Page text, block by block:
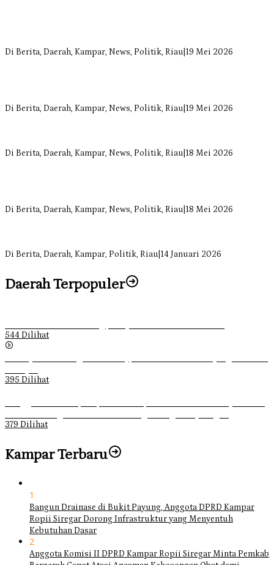
Di Berita, Daerah, Kampar, News, Politik, Riau 19 Mei 2026
Di Berita, Daerah, Kampar, News, Politik, Riau 19 Mei 2026
Di Berita, Daerah, Kampar, News, Politik, Riau 18 Mei 2026
Di Berita, Daerah, Kampar, News, Politik, Riau 18 Mei 2026
Di Berita, Daerah, Kampar, Politik, Riau 14 Januari 2026
Daerah Terpopuler
544 Dilihat
395 Dilihat
379 Dilihat
Kampar Terbaru
1
Bangun Drainase di Bukit Payung, Anggota DPRD Kampar
Ropii Siregar Dorong Infrastruktur yang Menyentuh
Kebutuhan Dasar
2
Anggota Komisi II DPRD Kampar Ropii Siregar Minta Pemkab